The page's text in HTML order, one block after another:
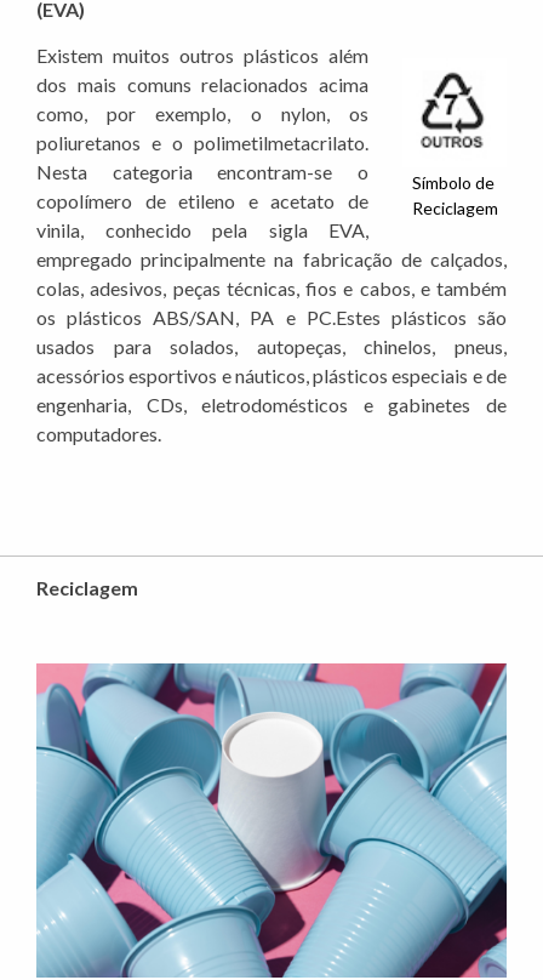
(EVA)
Símbolo de
Reciclagem
Existem muitos outros plásticos além
dos mais comuns relacionados acima
como, por exemplo, o nylon, os
poliuretanos e o polimetilmetacrilato.
Nesta categoria encontram-se o
copolímero de etileno e acetato de
vinila, conhecido pela sigla EVA,
empregado principalmente na fabricação de calçados,
colas, adesivos, peças técnicas, fios e cabos, e também
os plásticos ABS/SAN, PA e PC.Estes plásticos são
usados para solados, autopeças, chinelos, pneus,
acessórios esportivos e náuticos, plásticos especiais e de
engenharia, CDs, eletrodomésticos e gabinetes de
computadores.
Reciclagem